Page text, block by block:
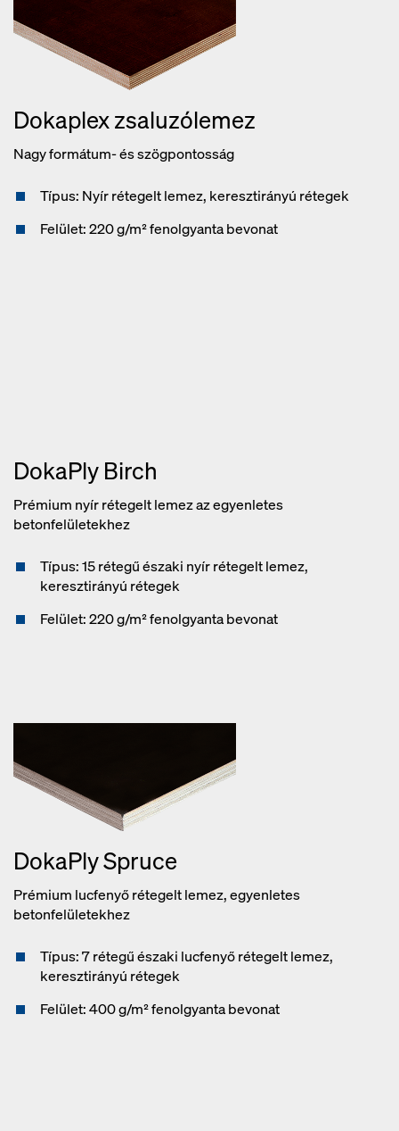
Dokaplex zsaluzólemez
Nagy formátum- és szögpontosság
Típus: Nyír rétegelt lemez, keresztirányú rétegek
Felület: 220 g/m² fenolgyanta bevonat
DokaPly Birch
Prémium nyír rétegelt lemez az egyenletes
betonfelületekhez
Típus: 15 rétegű északi nyír rétegelt lemez,
keresztirányú rétegek
Felület: 220 g/m² fenolgyanta bevonat
DokaPly Spruce
Prémium lucfenyő rétegelt lemez, egyenletes
betonfelületekhez
Típus: 7 rétegű északi lucfenyő rétegelt lemez,
keresztirányú rétegek
Felület: 400 g/m² fenolgyanta bevonat